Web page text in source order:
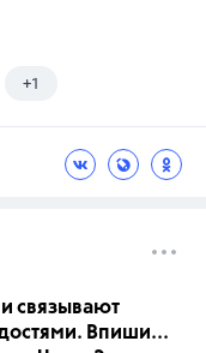
+1
связывают
Впиши...